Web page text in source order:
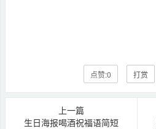
点赞:0 打赏
上一篇
生日海报喝酒祝福语简短